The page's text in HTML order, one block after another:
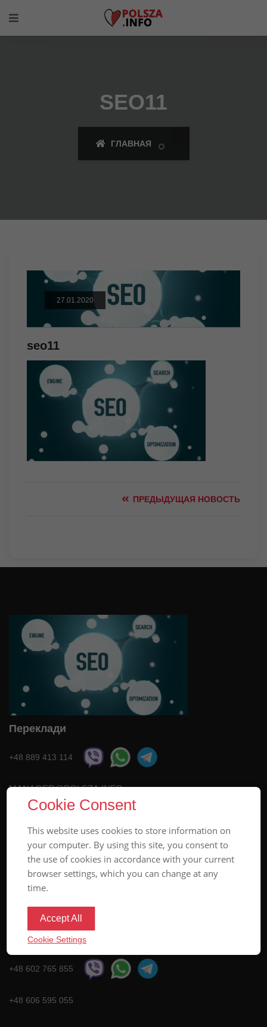
SEO11
ГЛАВНАЯ
27.01.2020
seo11
ПРЕДЫДУЩАЯ НОВОСТЬ
Переклади
+48 889 413 114
MANAGER@POLSZA.INFO
Довіреності
+48 602 765 855
+48 606 595 055
Cookie Consent
This website uses cookies to store information on
your computer. By using this site, you consent to
the use of cookies in accordance with your current
browser settings, which you can change at any
time.
Accept All
Cookie Settings